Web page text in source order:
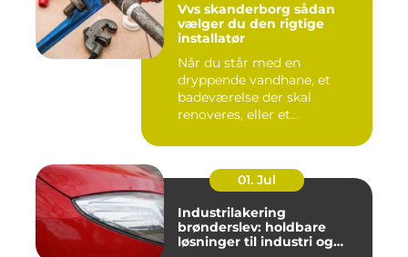
Vvs skanderborg sådan
vælger du den rigtige
installatør
Når du står med en
dryppende vandhane, et
badeværelse der skal
renoveres, eller et
01. Jul
Industrilakering
brønderslev: holdbare
løsninger til industri og